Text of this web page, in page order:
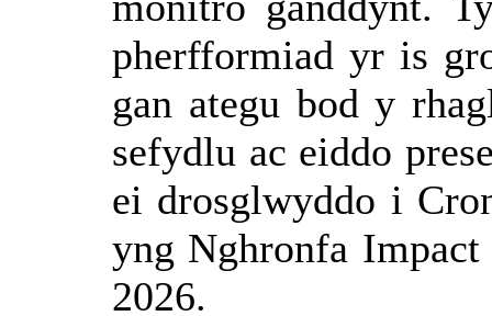
pherfformiad yr is
gan ategu bod y
sefydlu ac eiddo
ei drosglwyddo i
yng Nghronfa
2026.